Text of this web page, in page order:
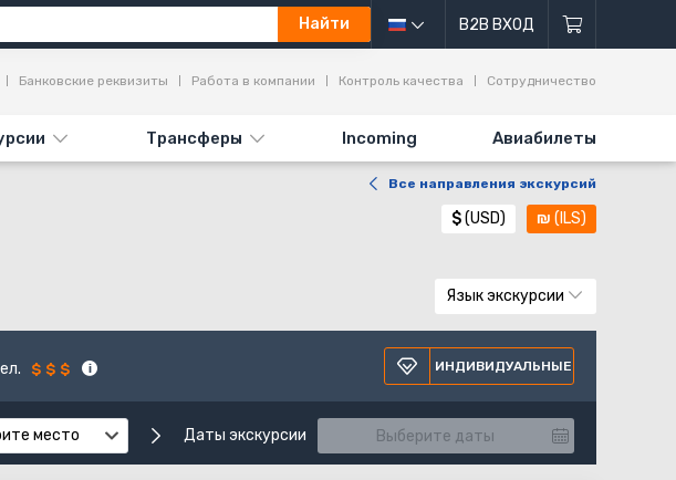
Найти B2B ВХОД
Трансферы Incoming Авиабилеты
Банковские реквизиты Работа в компании Контроль качества Сотрудничество
Все направления экскурсий
$(USD) ₪ (ILS)
Язык экскурсии
ИНДИВИДУАЛЬНЫЕ
место Даты экскурсии